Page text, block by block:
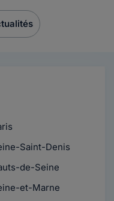
Saint-Denis
de-Seine
et-Marne